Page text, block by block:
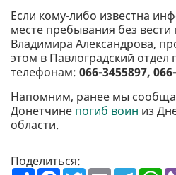
Если кому-либо известна
месте пребывания без
Владимира Александрова,
этом в Павлоградский
телефонам: 066-3455897,
Напомним, ранее мы
Донетчине погиб воин из
области.
Поделиться: